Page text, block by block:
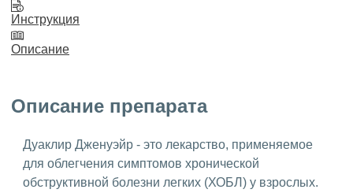
Инструкция
Описание
Описание препарата
Дуаклир Дженуэйр - это лекарство, применяемое
для облегчения симптомов хронической
обструктивной болезни легких (ХОБЛ) у взрослых.